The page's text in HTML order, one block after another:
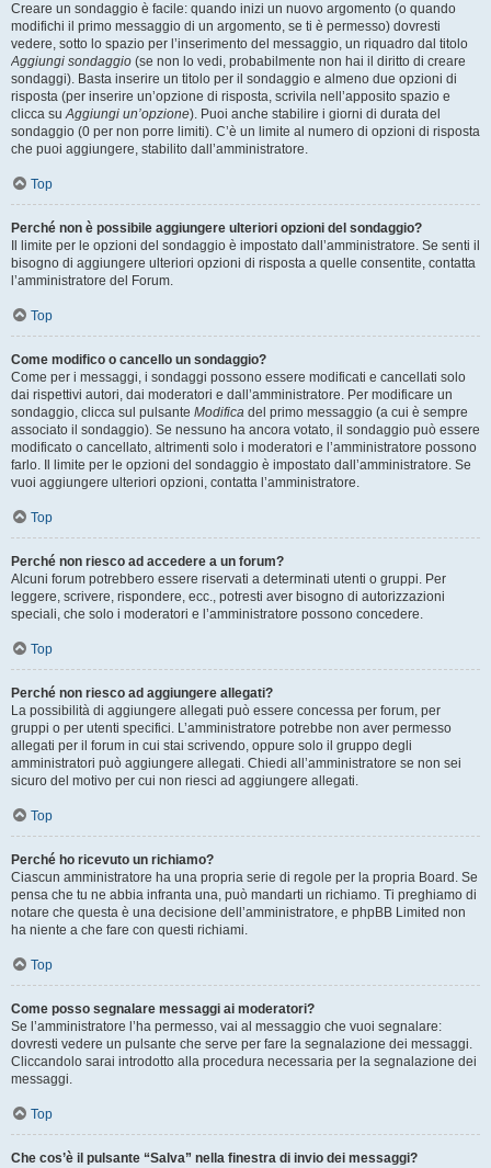
Creare un sondaggio è facile: quando inizi un nuovo argomento (o quando
modifichi il primo messaggio di un argomento, se ti è permesso) dovresti
vedere, sotto lo spazio per l’inserimento del messaggio, un riquadro dal titolo
Aggiungi sondaggio (se non lo vedi, probabilmente non hai il diritto di creare
sondaggi). Basta inserire un titolo per il sondaggio e almeno due opzioni di
risposta (per inserire un’opzione di risposta, scrivila nell’apposito spazio e
clicca suAggiungi un’opzione). Puoi anche stabilire i giorni di durata del
sondaggio (0 per non porre limiti). C’è un limite al numero di opzioni di risposta
che puoi aggiungere, stabilito dall’amministratore.
Top
Perché non è possibile aggiungere ulteriori opzioni del sondaggio?
Il limite per le opzioni del sondaggio è impostato dall’amministratore. Se senti il
bisogno di aggiungere ulteriori opzioni di risposta a quelle consentite, contatta
l’amministratore del Forum.
Top
Come modifico o cancello un sondaggio?
Come per i messaggi, i sondaggi possono essere modificati e cancellati solo
dai rispettivi autori, dai moderatori e dall’amministratore. Per modificare un
sondaggio, clicca sul pulsante Modifica del primo messaggio (a cui è sempre
associato il sondaggio). Se nessuno ha ancora votato, il sondaggio può essere
modificato o cancellato, altrimenti solo i moderatori e l’amministratore possono
farlo. Il limite per le opzioni del sondaggio è impostato dall’amministratore. Se
vuoi aggiungere ulteriori opzioni, contatta l’amministratore.
Top
Perché non riesco ad accedere a un forum?
Alcuni forum potrebbero essere riservati a determinati utenti o gruppi. Per
leggere, scrivere, rispondere, ecc., potresti aver bisogno di autorizzazioni
speciali, che solo i moderatori e l’amministratore possono concedere.
Top
Perché non riesco ad aggiungere allegati?
La possibilità di aggiungere allegati può essere concessa per forum, per
gruppi o per utenti specifici. L’amministratore potrebbe non aver permesso
allegati per il forum in cui stai scrivendo, oppure solo il gruppo degli
amministratori può aggiungere allegati. Chiedi all’amministratore se non sei
sicuro del motivo per cui non riesci ad aggiungere allegati.
Top
Perché ho ricevuto un richiamo?
Ciascun amministratore ha una propria serie di regole per la propria Board. Se
pensa che tu ne abbia infranta una, può mandarti un richiamo. Ti preghiamo di
notare che questa è una decisione dell’amministratore, e phpBB Limited non
ha niente a che fare con questi richiami.
Top
Come posso segnalare messaggi ai moderatori?
Se l’amministratore l’ha permesso, vai al messaggio che vuoi segnalare:
dovresti vedere un pulsante che serve per fare la segnalazione dei messaggi.
Cliccandolo sarai introdotto alla procedura necessaria per la segnalazione dei
messaggi.
Top
Che cos’è il pulsante “Salva” nella finestra di invio dei messaggi?